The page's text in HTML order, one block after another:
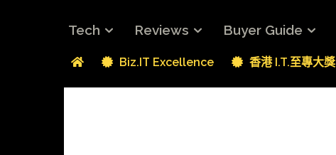
Tech Reviews Buyer Guide
Biz.IT Excellence 香港 I.T.至專大獎